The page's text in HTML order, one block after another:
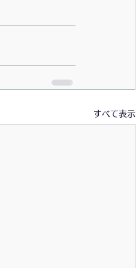
すべて表示